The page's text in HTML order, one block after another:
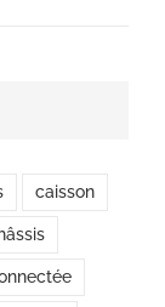
caisson